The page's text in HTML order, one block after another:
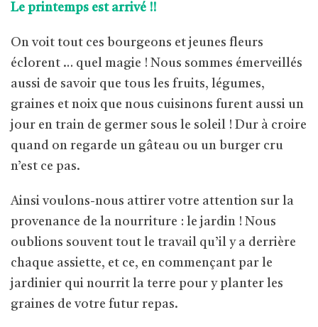
Le printemps est arrivé !!
On voit tout ces bourgeons et jeunes fleurs
éclorent … quel magie ! Nous sommes émerveillés
aussi de savoir que tous les fruits, légumes,
graines et noix que nous cuisinons furent aussi un
jour en train de germer sous le soleil ! Dur à croire
quand on regarde un gâteau ou un burger cru
n’est ce pas.
Ainsi voulons-nous attirer votre attention sur la
provenance de la nourriture : le jardin ! Nous
oublions souvent tout le travail qu’il y a derrière
chaque assiette, et ce, en commençant par le
jardinier qui nourrit la terre pour y planter les
graines de votre futur repas.